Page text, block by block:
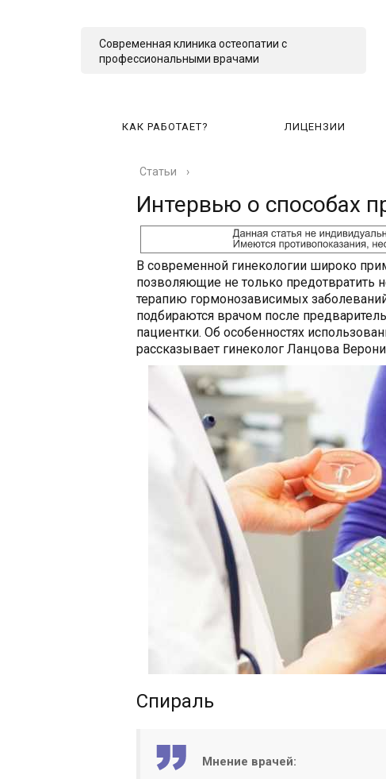
Современная клиника остеопатии с
профессиональными врачами
КАК РАБОТАЕТ? ЛИЦЕНЗИИ
КАК
Статьи ›
Интервью о способах
В современной гинекологии широко
позволяющие не только предотвратить
терапию гормонозависимых
подбираются врачом после
пациентки. Об особенностях
рассказывает гинеколог Ланцова
Спираль
Мнение врачей: